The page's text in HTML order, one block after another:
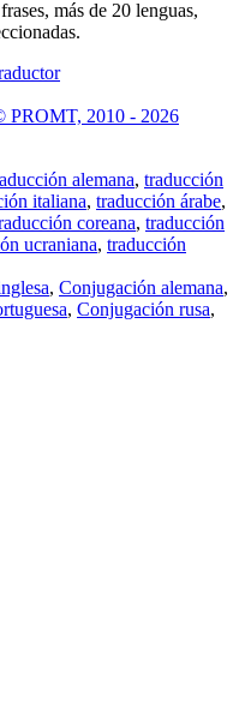
más de 20 lenguas,
PROMT, 2010 - 2026
alemana, traducción
italiana, traducción árabe,
coreana, traducción
ucraniana, traducción
, Conjugación alemana,
, Conjugación rusa,